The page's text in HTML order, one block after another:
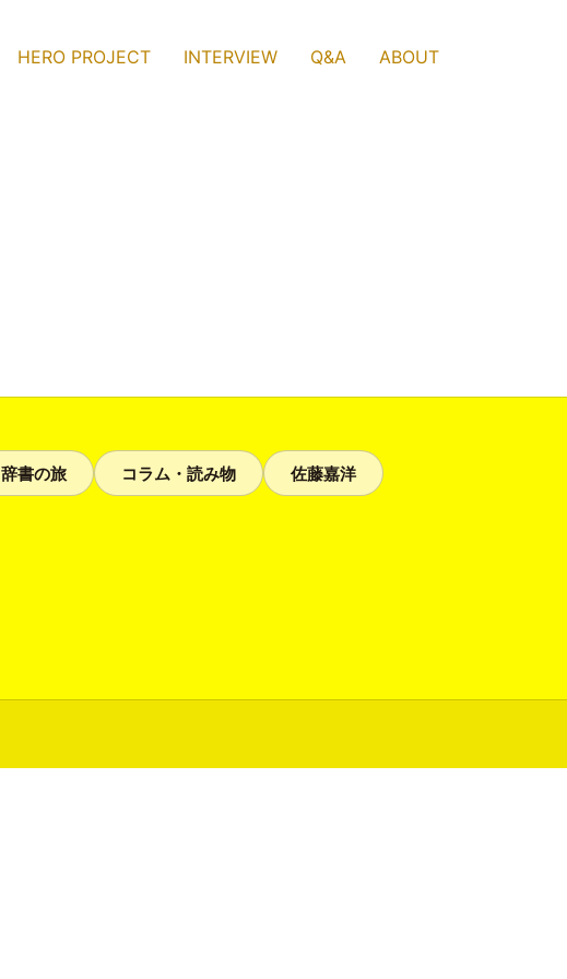
HERO PROJECT INTERVIEW Q&A ABOUT
辞書の旅 コラム・読み物
佐藤嘉洋